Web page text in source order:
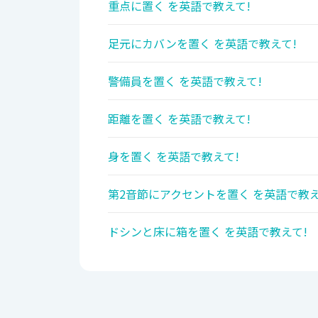
重点に置く を英語で教えて!
足元にカバンを置く を英語で教えて!
警備員を置く を英語で教えて!
距離を置く を英語で教えて!
身を置く を英語で教えて!
第2音節にアクセントを置く を英語で教
ドシンと床に箱を置く を英語で教えて!